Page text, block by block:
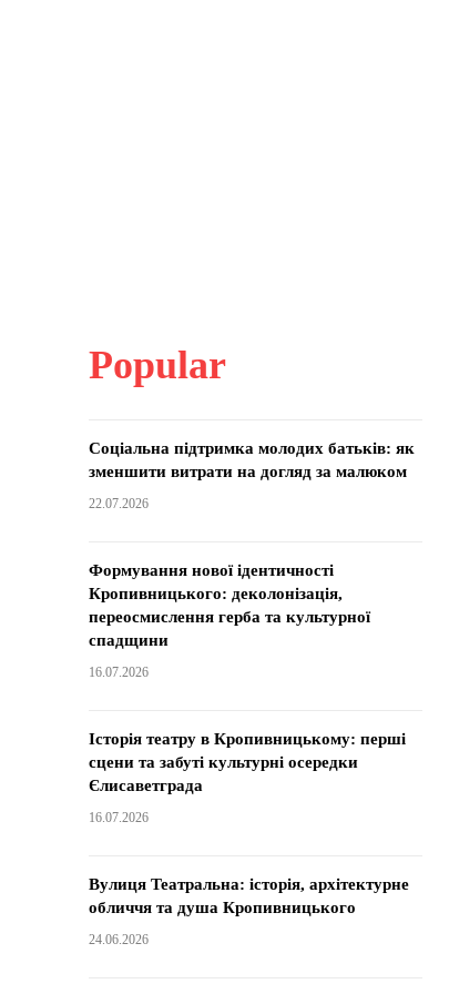
Popular
Соціальна підтримка молодих батьків: як
зменшити витрати на догляд за малюком
22.07.2026
Формування нової ідентичності
Кропивницького: деколонізація,
переосмислення герба та культурної
спадщини
16.07.2026
Історія театру в Кропивницькому: перші
сцени та забуті культурні осередки
Єлисаветграда
16.07.2026
Вулиця Театральна: історія, архітектурне
обличчя та душа Кропивницького
24.06.2026